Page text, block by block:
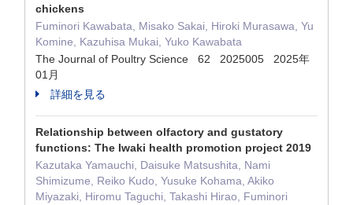
chickens
Fuminori Kawabata, Misako Sakai, Hiroki Murasawa, Yu
Komine, Kazuhisa Mukai, Yuko Kawabata
The Journal of Poultry Science 62 2025005 2025年
01月
詳細を見る
Relationship between olfactory and gustatory
functions: The Iwaki health promotion project 2019
Kazutaka Yamauchi, Daisuke Matsushita, Nami
Shimizume, Reiko Kudo, Yusuke Kohama, Akiko
Miyazaki, Hiromu Taguchi, Takashi Hirao, Fuminori